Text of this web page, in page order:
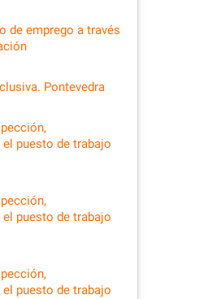
de emprego a través
Pontevedra
puesto de trabajo
puesto de trabajo
puesto de trabajo